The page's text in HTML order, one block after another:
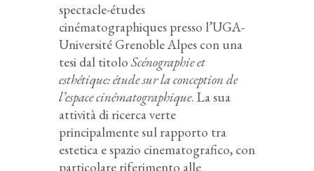
spectacle-études
cinématographiques presso l’UGA-
Université Grenoble Alpes con una
tesi dal titolo Scénographie et
esthétique: étude sur la conception de
l’espace cinématographique. La sua
attività di ricerca verte
principalmente sul rapporto tra
estetica e spazio cinematografico, con
particolare riferimento alle